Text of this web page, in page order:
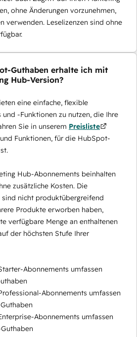
ohne Änderungen vorzunehmen,
verwenden. Leselizenzen sind ohne
Guthaben erhalte ich mit
Hub-Version?
eine einfache, flexible
-Funktionen zu nutzen, die Ihre
Sie in unserem Preisliste
Funktionen, für die HubSpot-
Hub-Abonnements beinhalten
zusätzliche Kosten. Die
sind nicht produktübergreifend
Produkte erworben haben,
verfügbare Menge an enthaltenen
der höchsten Stufe Ihrer
Abonnements umfassen
Abonnements umfassen
Abonnements umfassen